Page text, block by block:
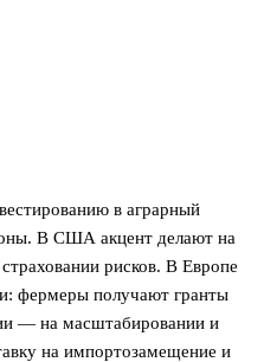
в аграрный
В США акцент делают на
рисков. В Европе
фермеры получают гранты
— на масштабировании и
на импортозамещение и